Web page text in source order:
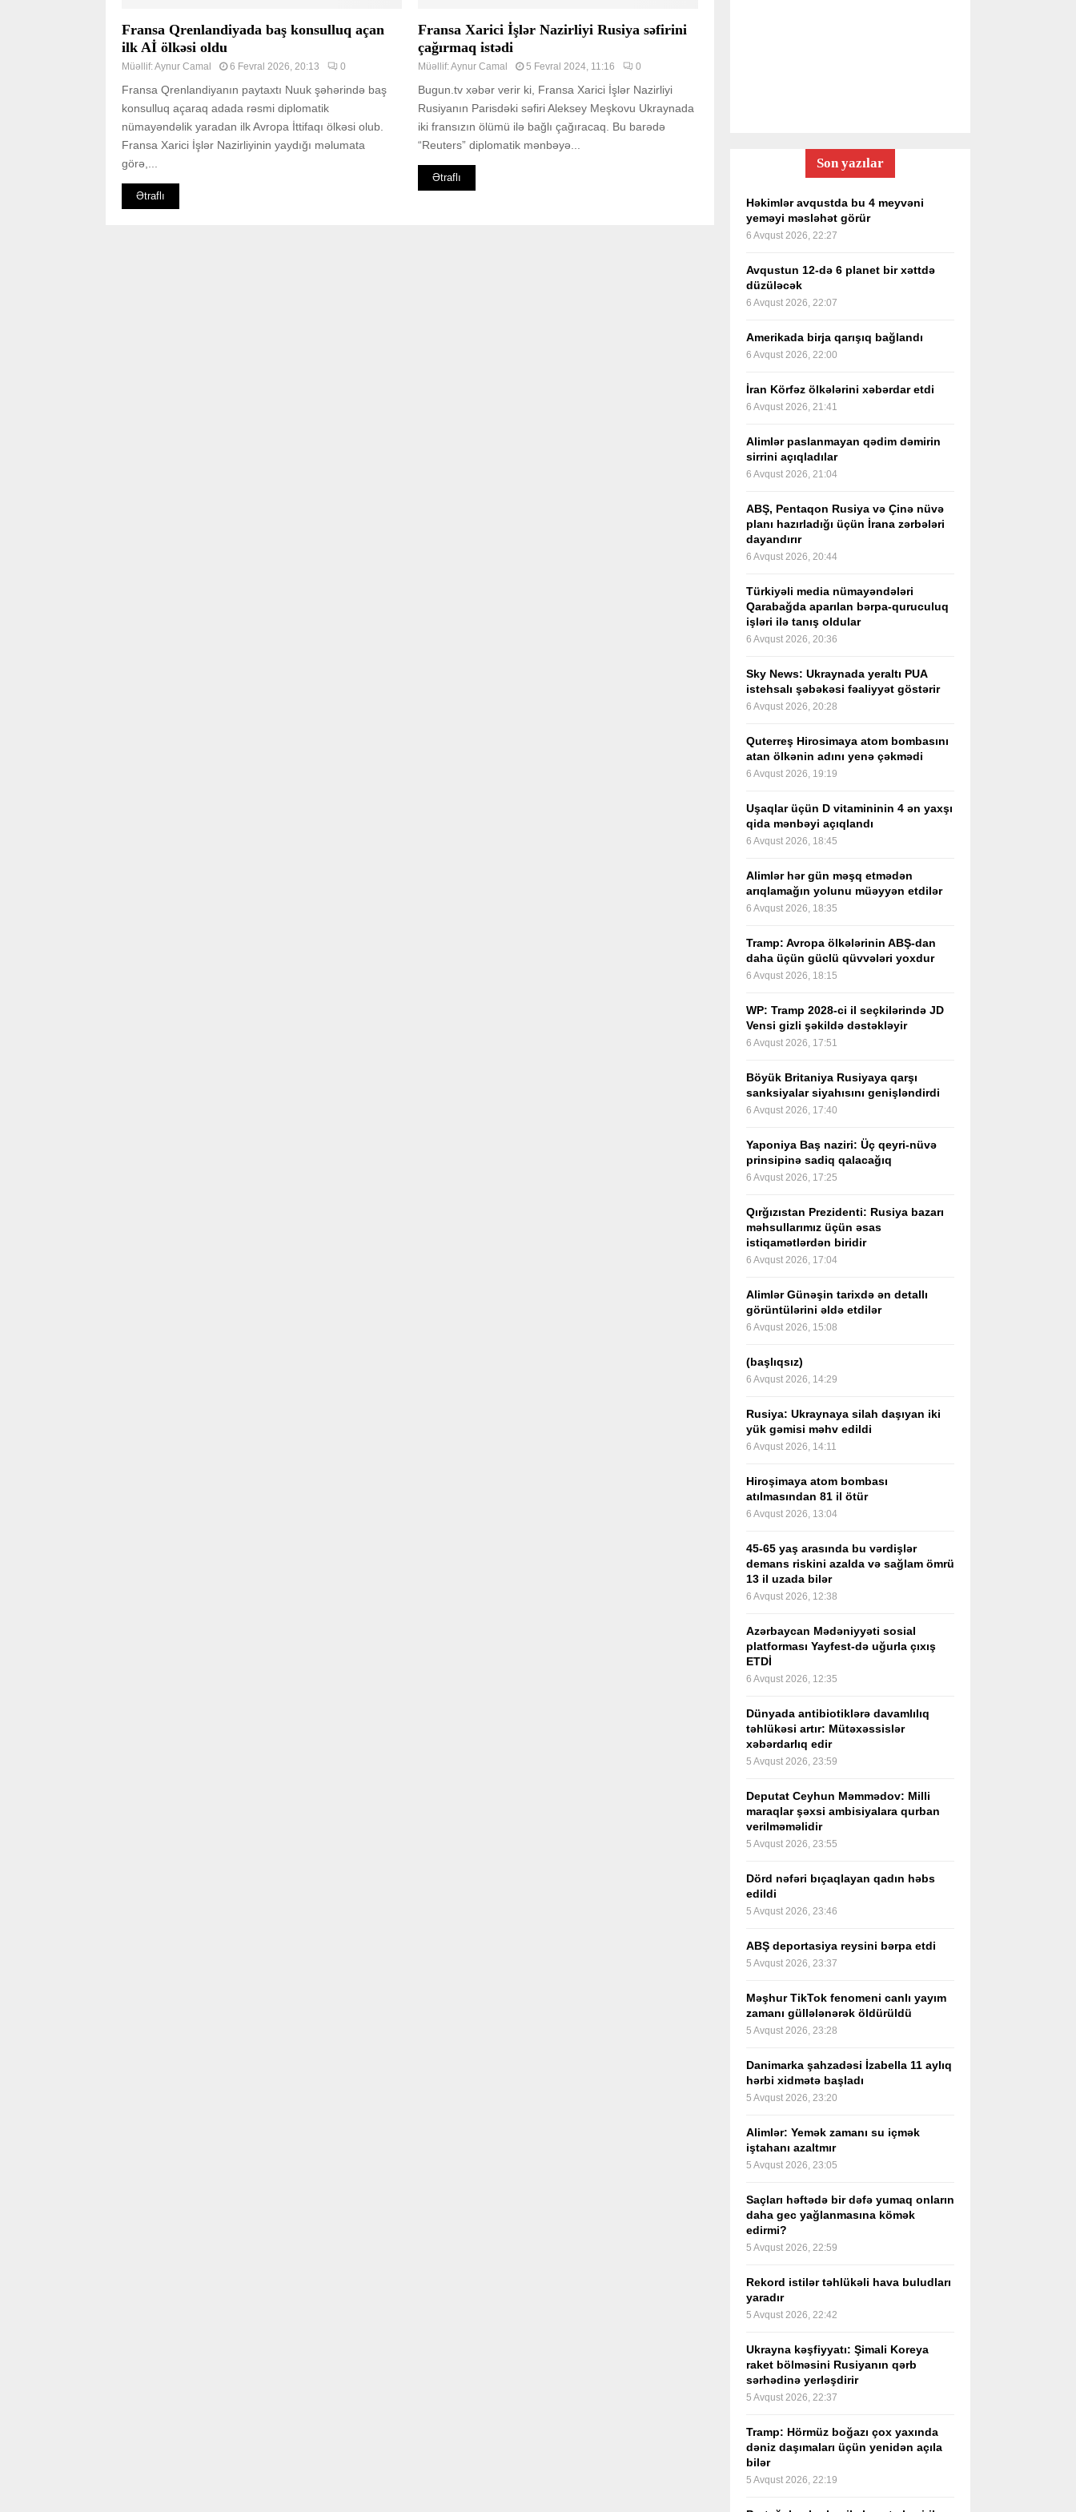
Fransa Qrenlandiyada baş konsulluq açan
ilk Aİ ölkəsi oldu
Müəllif:Aynur Camal 6 Fevral 2026, 20:13 0
Fransa Qrenlandiyanın paytaxtı Nuuk şəhərində baş
konsulluq açaraq adada rəsmi diplomatik
nümayəndəlik yaradan ilk Avropa İttifaqı ölkəsi olub.
Fransa Xarici İşlər Nazirliyinin yaydığı məlumata
görə,...
Ətraflı
Fransa Xarici İşlər Nazirliyi Rusiya səfirini
çağırmaq istədi
Müəllif:Aynur Camal 5 Fevral 2024, 11:16 0
Bugun.tv xəbər verir ki, Fransa Xarici İşlər Nazirliyi
Rusiyanın Parisdəki səfiri Aleksey Meşkovu Ukraynada
iki fransızın ölümü ilə bağlı çağıracaq. Bu barədə
“Reuters” diplomatik mənbəyə...
Ətraflı
Son yazılar
Həkimlər avqustda bu 4 meyvəni
yeməyi məsləhət görür
6 Avqust 2026, 22:27
Avqustun 12-də 6 planet bir xəttdə
düzüləcək
6 Avqust 2026, 22:07
Amerikada birja qarışıq bağlandı
6 Avqust 2026, 22:00
İran Körfəz ölkələrini xəbərdar etdi
6 Avqust 2026, 21:41
Alimlər paslanmayan qədim dəmirin
sirrini açıqladılar
6 Avqust 2026, 21:04
ABŞ, Pentaqon Rusiya və Çinə nüvə
planı hazırladığı üçün İrana zərbələri
dayandırır
6 Avqust 2026, 20:44
Türkiyəli media nümayəndələri
Qarabağda aparılan bərpa-quruculuq
işləri ilə tanış oldular
6 Avqust 2026, 20:36
Sky News: Ukraynada yeraltı PUA
istehsalı şəbəkəsi fəaliyyət göstərir
6 Avqust 2026, 20:28
Quterreş Hirosimaya atom bombasını
atan ölkənin adını yenə çəkmədi
6 Avqust 2026, 19:19
Uşaqlar üçün D vitamininin 4 ən yaxşı
qida mənbəyi açıqlandı
6 Avqust 2026, 18:45
Alimlər hər gün məşq etmədən
arıqlamağın yolunu müəyyən etdilər
6 Avqust 2026, 18:35
Tramp: Avropa ölkələrinin ABŞ-dan
daha üçün güclü qüvvələri yoxdur
6 Avqust 2026, 18:15
WP: Tramp 2028-ci il seçkilərində JD
Vensi gizli şəkildə dəstəkləyir
6 Avqust 2026, 17:51
Böyük Britaniya Rusiyaya qarşı
sanksiyalar siyahısını genişləndirdi
6 Avqust 2026, 17:40
Yaponiya Baş naziri: Üç qeyri-nüvə
prinsipinə sadiq qalacağıq
6 Avqust 2026, 17:25
Qırğızıstan Prezidenti: Rusiya bazarı
məhsullarımız üçün əsas
istiqamətlərdən biridir
6 Avqust 2026, 17:04
Alimlər Günəşin tarixdə ən detallı
görüntülərini əldə etdilər
6 Avqust 2026, 15:08
(başlıqsız)
6 Avqust 2026, 14:29
Rusiya: Ukraynaya silah daşıyan iki
yük gəmisi məhv edildi
6 Avqust 2026, 14:11
Hiroşimaya atom bombası
atılmasından 81 il ötür
6 Avqust 2026, 13:04
45-65 yaş arasında bu vərdişlər
demans riskini azalda və sağlam ömrü
13 il uzada bilər
6 Avqust 2026, 12:38
Azərbaycan Mədəniyyəti sosial
platforması Yayfest-də uğurla çıxış
ETDİ
6 Avqust 2026, 12:35
Dünyada antibiotiklərə davamlılıq
təhlükəsi artır: Mütəxəssislər
xəbərdarlıq edir
5 Avqust 2026, 23:59
Deputat Ceyhun Məmmədov: Milli
maraqlar şəxsi ambisiyalara qurban
verilməməlidir
5 Avqust 2026, 23:55
Dörd nəfəri bıçaqlayan qadın həbs
edildi
5 Avqust 2026, 23:46
ABŞ deportasiya reysini bərpa etdi
5 Avqust 2026, 23:37
Məşhur TikTok fenomeni canlı yayım
zamanı güllələnərək öldürüldü
5 Avqust 2026, 23:28
Danimarka şahzadəsi İzabella 11 aylıq
hərbi xidmətə başladı
5 Avqust 2026, 23:20
Alimlər: Yemək zamanı su içmək
iştahanı azaltmır
5 Avqust 2026, 23:05
Saçları həftədə bir dəfə yumaq onların
daha gec yağlanmasına kömək
edirmi?
5 Avqust 2026, 22:59
Rekord istilər təhlükəli hava buludları
yaradır
5 Avqust 2026, 22:42
Ukrayna kəşfiyyatı: Şimali Koreya
raket bölməsini Rusiyanın qərb
sərhədinə yerləşdirir
5 Avqust 2026, 22:37
Tramp: Hörmüz boğazı çox yaxında
dəniz daşımaları üçün yenidən açıla
bilər
5 Avqust 2026, 22:19